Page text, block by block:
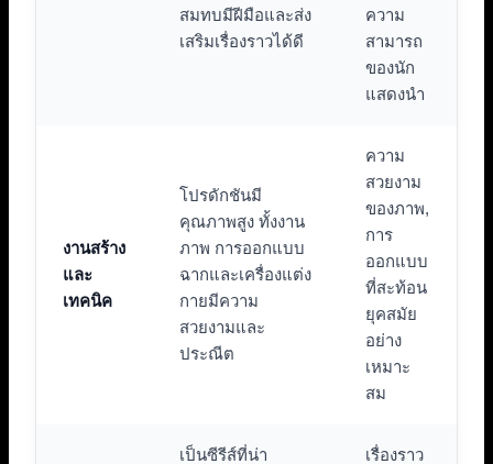
สมทบมีฝีมือและส่ง
เสริมเรื่องราวได้ดี
ความ
สามารถ
ของนัก
แสดงนำ
งานสร้าง
และ
เทคนิค
โปรดักชันมี
คุณภาพสูง ทั้งงาน
ภาพ การออกแบบ
ฉากและเครื่องแต่ง
กายมีความ
สวยงามและ
ประณีต
ความ
สวยงาม
ของภาพ,
การ
ออกแบบ
ที่สะท้อน
ยุคสมัย
อย่าง
เหมาะ
สม
เป็นซีรีส์ที่น่า
เรื่องราว